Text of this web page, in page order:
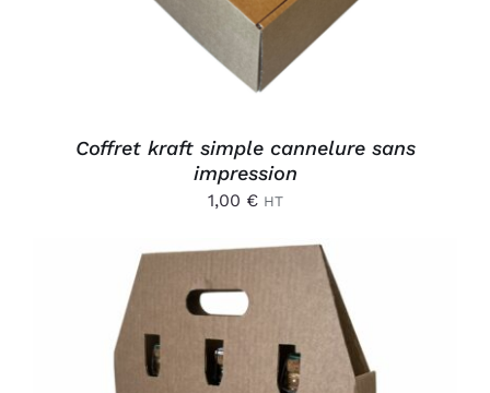
Coffret kraft simple cannelure sans
impression
1,00 € HT